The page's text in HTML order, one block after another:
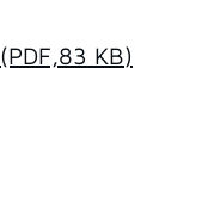
(PDF,83 KB)